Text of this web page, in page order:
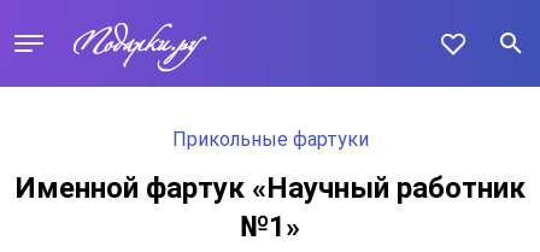
Прикольные фартуки
Именной фартук «Научный работник
№1»